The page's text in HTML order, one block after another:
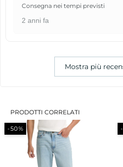
Consegna nei tempi previsti
2 anni fa
Mostra più
PRODOTTI CORRELATI
-50%